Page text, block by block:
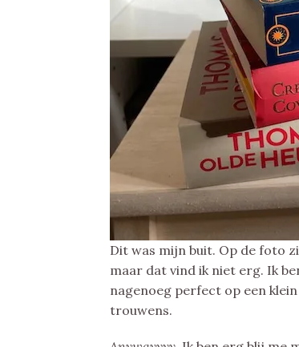
Dit was mijn buit. Op de foto
maar dat vind ik niet erg. Ik
nagenoeg perfect op een
trouwens.